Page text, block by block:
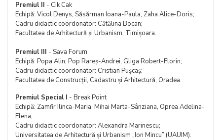
Premiul II - Cik Cak
Echipă: Vicol Denys, Săsărman Ioana-Paula, Zaha Alice-Doris;
Cadru didactic coordonator: Cătălina Bocan;
Facultatea de Arhitectură și Urbanism, Timișoara.
Premiul III - Sava Forum
Echipă: Popa Alin, Pop Rareș-Andrei, Gliga Robert-Florin;
Cadru didactic coordonator: Cristian Pușcaș;
Facultatea de Construcții, Cadastru și Arhitectură, Oradea.
Premiul Special I - Break Point
Echipă: Zamfir Ilinca-Maria, Mihai Marta-Sânziana, Oprea Adelina-
Elena;
Cadru didactic coordonator: Alexandra Marinescu;
Universitatea de Arhitectură și Urbanism „Ion Mincu” (UAUIM).